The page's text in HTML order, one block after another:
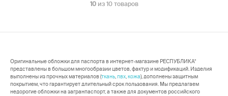
10 из 10 товаров
Оригинальные обложки для паспорта в интернет-магазине РЕСПУБЛИКА*
представлены в большом многообразии цветов, фактур и модификаций. Изделия
выполнены из прочных материалов (ткань пвх кожа), дополнены защитным
покрытием, что гарантирует длительный срок пользования. Мы предлагаем
недорогие обложки на загранпаспорт, а также для документов российского